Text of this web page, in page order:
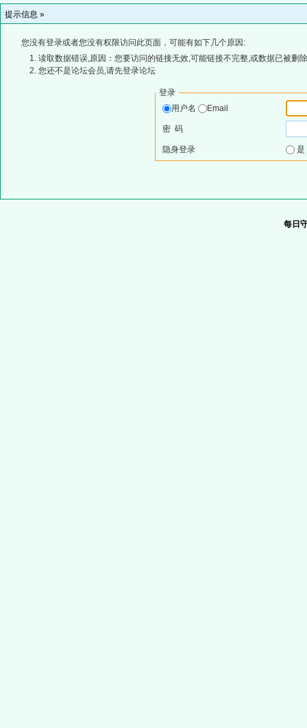
提示信息 »
您没有登录或者您没有权限访问此页面，可能有如下几个原因:
读取数据错误,原因：您要访问的链接无效,可能链接不完整,或数据已被删
您还不是论坛会员,请先登录论坛
登录
用户名
Email
密 码
隐身登录
每日